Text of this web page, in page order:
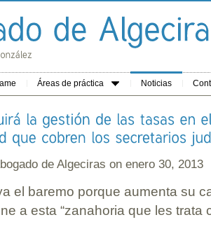
Áreas de práctica Noticias
de Algeciras on enero 30,
el baremo porque aumenta su
a esta “zanahoria que les trata